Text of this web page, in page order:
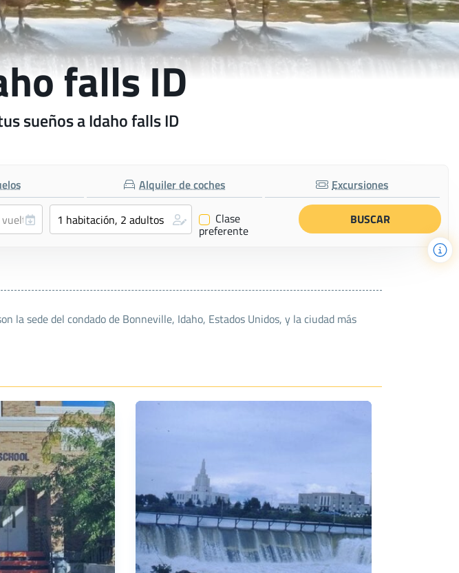
falls ID
sueños a Idaho falls ID
Alquiler de coches Excursiones
✔ Clase
preferente
la sede del condado de Bonneville, Idaho, Estados Unidos, y la ciudad más